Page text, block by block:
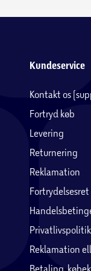
Kundeservice
Kontakt os
Fortryd køb
Levering
Returnering
Reklamation
Fortrydelsesret
Privatlivspolitik
Reklamation
Betaling,